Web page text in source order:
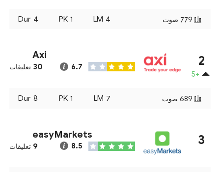
779 صوت 4
LM
1
PK
4
Dur
2
+5
Axi
6.7
30 تعليقات
689 صوت 7
LM
1
PK
8
Dur
3
easyMarkets
8.5
9 تعليقات